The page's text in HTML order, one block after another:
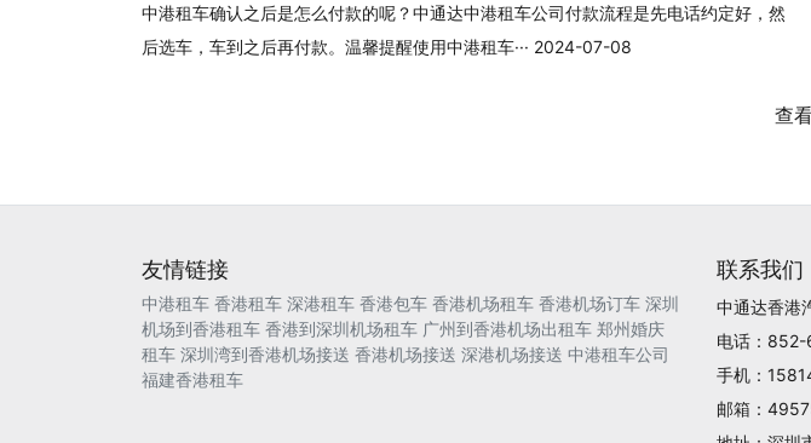
中港租车确认之后是怎么付款的呢？中通达中港租车公司付款流程是先电话约定好，然
后选车，车到之后再付款。温馨提醒使用中港租车··· 2024-07-08
查
友情链接
中港租车 香港租车 深港租车 香港包车 香港机场租车 香港机场订车 深圳
机场到香港租车 香港到深圳机场租车 广州到香港机场出租车 郑州婚庆
租车 深圳湾到香港机场接送 香港机场接送 深港机场接送 中港租车公司
福建香港租车
联系我们
中通达香港
电话：
手机：
邮箱：